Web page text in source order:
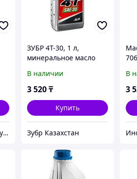
Инструменты и оборудование StellarTrade
ЗУБР 4Т-30, 1 л,
минеральное масло
двигателей, EXTRA
(70617-1)
В наличии
3 520₸
Купить
Зубр Казахстан
В
3